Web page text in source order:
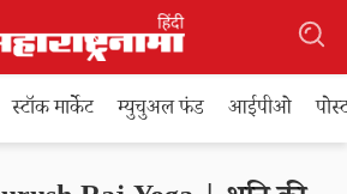
स्टॉक मार्केट म्युचुअल फंड आईपीओ